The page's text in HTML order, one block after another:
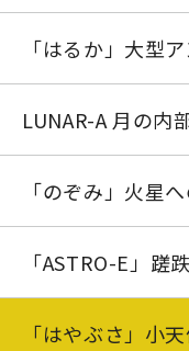
リハーサル
仕切り直し
感動
電波誘導の管制
「はるか」大型
ロケットも衛星
射場で行った修
有効口径8mアン
LUNAR-A 月の内
LUNAR-Aの背景
ミッションの概略
「のぞみ」火星
貴方の名前を火
PLANET-Bの目
「ASTRO-E」蹉跌
ASTRO-Eという
「はやぶさ」小天体